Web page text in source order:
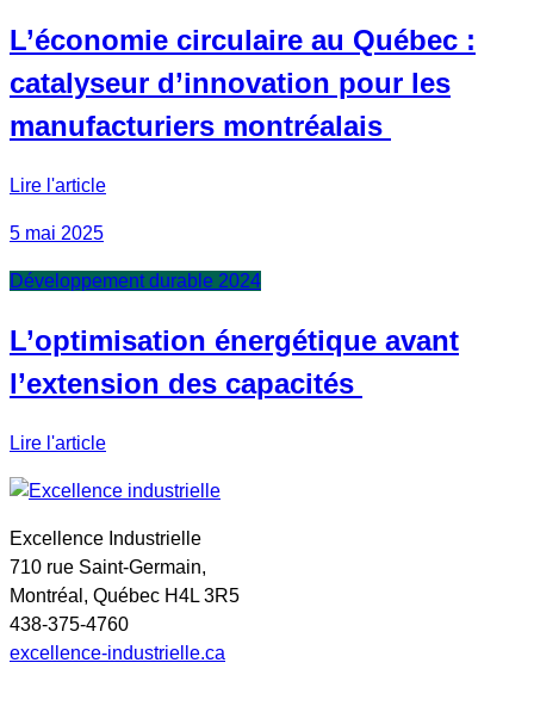
L’économie circulaire au Québec :
catalyseur d’innovation pour les
manufacturiers montréalais
Lire l'article
5 mai 2025
Développement durable 2024
L’optimisation énergétique avant
l’extension des capacités
Lire l'article
Excellence Industrielle
710 rue Saint-Germain,
Montréal, Québec H4L 3R5
438-375-4760
excellence-industrielle.ca